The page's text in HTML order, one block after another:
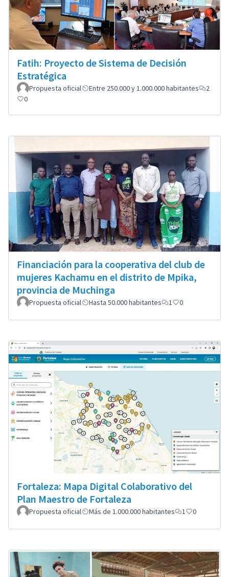
Fatih: Proyecto de Sistema de Decisión
Estratégica
Propuesta oficial Entre 250.000 y 1.000.000 habitantes
2
0
Financiación para la cooperativa del club de
mujeres Kachamu en el distrito de Mpika,
provincia de Muchinga
Propuesta oficial Hasta 50.000 habitantes 1 0
Fortaleza: Mapa Digital Colaborativo del
Plan Maestro de Fortaleza
Propuesta oficial Más de 1.000.000 habitantes 1 0